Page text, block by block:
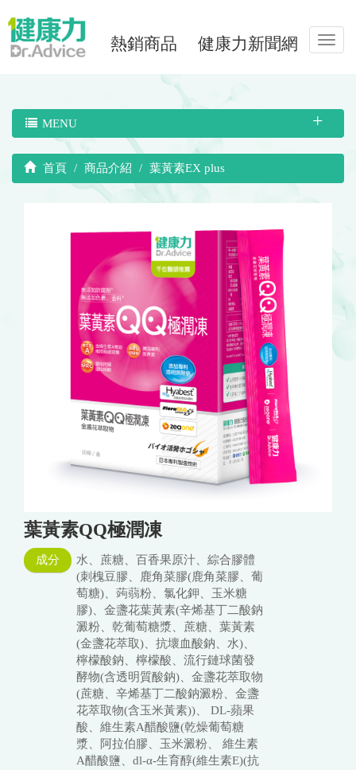
熱銷商品 健康力新聞網
MENU
首頁 商品介紹 葉黃素EX plus
葉黃素QQ極潤凍
成分
水、蔗糖、百香果原汁、綜合膠體
(刺槐豆膠、鹿角菜膠(鹿角菜膠、葡
萄糖)、蒟蒻粉、氯化鉀、玉米糖
膠)、金盞花葉黃素(辛烯基丁二酸鈉
澱粉、乾葡萄糖漿、蔗糖、葉黃素
(金盞花萃取)、抗壞血酸鈉、水)、
檸檬酸鈉、檸檬酸、流行鏈球菌發
酵物(含透明質酸鈉)、金盞花萃取物
(蔗糖、辛烯基丁二酸鈉澱粉、金盞
花萃取物(含玉米黃素))、 DL-蘋果
酸、維生素A醋酸鹽(乾燥葡萄糖
漿、阿拉伯膠、玉米澱粉、 維生素
A醋酸鹽、dl-α-生育醇(維生素E)(抗